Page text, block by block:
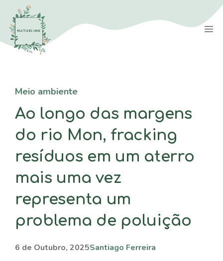
Saltar
para
conteúdo
Meio ambiente
Ao longo das margens
do rio Mon, fracking
resíduos em um aterro
mais uma vez
representa um
problema de poluição
6 de Outubro, 2025Santiago Ferreira